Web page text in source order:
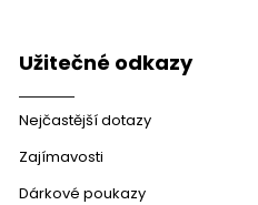
Užitečné odkazy
Nejčastější dotazy
Zajímavosti
Dárkové poukazy